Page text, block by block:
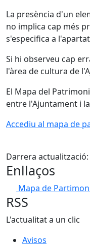
La presència d'un
no implica cap més
s'especifica a
Si hi observeu cap
l'àrea de cultura de
El Mapa del
entre l'Ajuntament i
Accediu al mapa de
Darrera
Enllaços
Mapa de
RSS
L'actualitat a un clic
Avisos